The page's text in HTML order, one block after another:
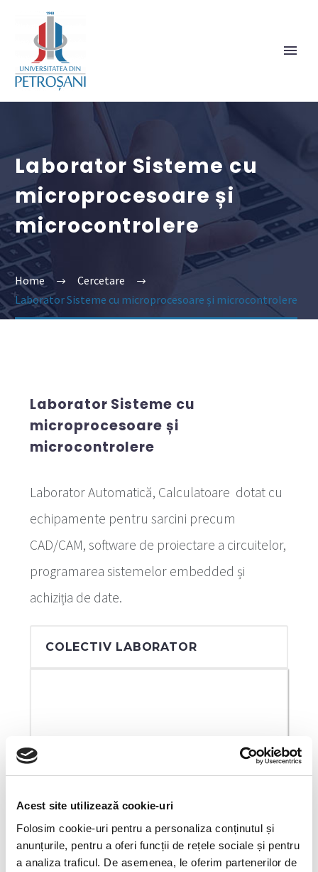
Acest site utilizează cookie-uri
Folosim cookie-uri pentru a personaliza conținutul și
anunțurile, pentru a oferi funcții de rețele sociale și pentru
a analiza traficul. De asemenea, le oferim partenerilor de
Laborator Sisteme cu
microprocesoare și
microcontrolere
Home
Cercetare
Laborator Sisteme cu microprocesoare și microcontrolere
Laborator Sisteme cu
microprocesoare și
microcontrolere
Laborator Automatică, Calculatoare dotat cu
echipamente pentru sarcini precum
CAD/CAM, software de proiectare a circuitelor,
programarea sistemelor embedded și
achiziția de date.
COLECTIV LABORATOR